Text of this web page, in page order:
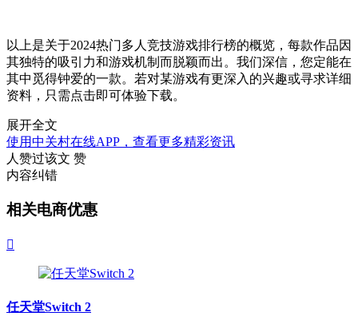
以上是关于2024热门多人竞技游戏排行榜的概览，每款作品因
其独特的吸引力和游戏机制而脱颖而出。我们深信，您定能在
其中觅得钟爱的一款。若对某游戏有更深入的兴趣或寻求详细
资料，只需点击即可体验下载。
展开全文
使用中关村在线APP，查看更多精彩资讯
人赞过该文 赞
内容纠错
相关电商优惠

任天堂Switch 2